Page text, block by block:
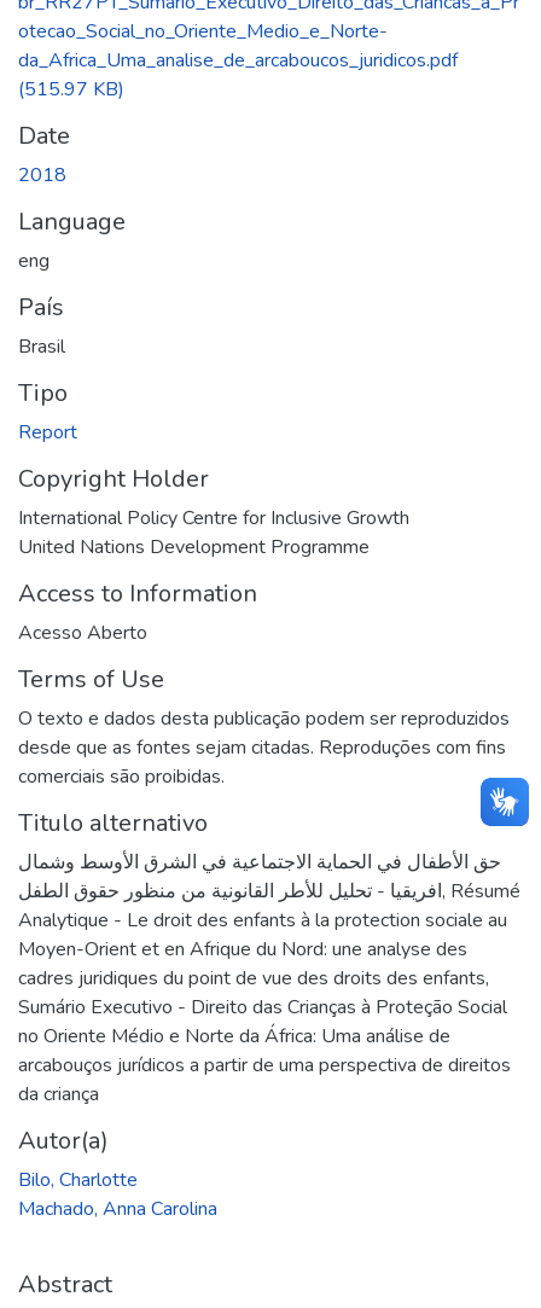
otecao_Social_no_Oriente_Medio_e_Norte-
da_Africa_Uma_analise_de_arcaboucos_juridicos.pdf
(515.97 KB)
Date
2018
Language
eng
País
Brasil
Tipo
Report
Copyright Holder
International Policy Centre for Inclusive Growth
United Nations Development Programme
Access to Information
Acesso Aberto
Terms of Use
O texto e dados desta publicação podem ser reproduzidos
desde que as fontes sejam citadas. Reproduções com fins
comerciais são proibidas.
Titulo alternativo
حق الأطفال في الحماية الاجتماعية في الشرق الأوسط وشمال
افريقيا - تحليل للأطر القانونية من منظور حقوق الطفل, Résumé
Analytique - Le droit des enfants à la protection sociale au
Moyen-Orient et en Afrique du Nord: une analyse des
cadres juridiques du point de vue des droits des enfants,
Sumário Executivo - Direito das Crianças à Proteção Social
no Oriente Médio e Norte da África: Uma análise de
arcabouços jurídicos a partir de uma perspectiva de direitos
da criança
Autor(a)
Bilo, Charlotte
Machado, Anna Carolina
Abstract